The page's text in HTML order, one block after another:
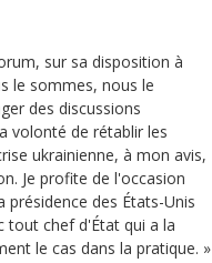
sur sa disposition à
le sommes, nous le
des discussions
volonté de rétablir les
ukrainienne, à mon avis,
Je profite de l'occasion
des États-Unis
tout chef d'État qui a la
le cas dans la pratique. »